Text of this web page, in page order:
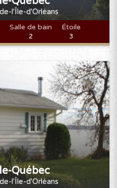
2027
J V
S
3 5
6
12
13
18 19
20
26
27
2027
J V
l'Île-d'Orléans
Salle de bain
2
Étoile
3
Québec
l'Île-d'Orléans